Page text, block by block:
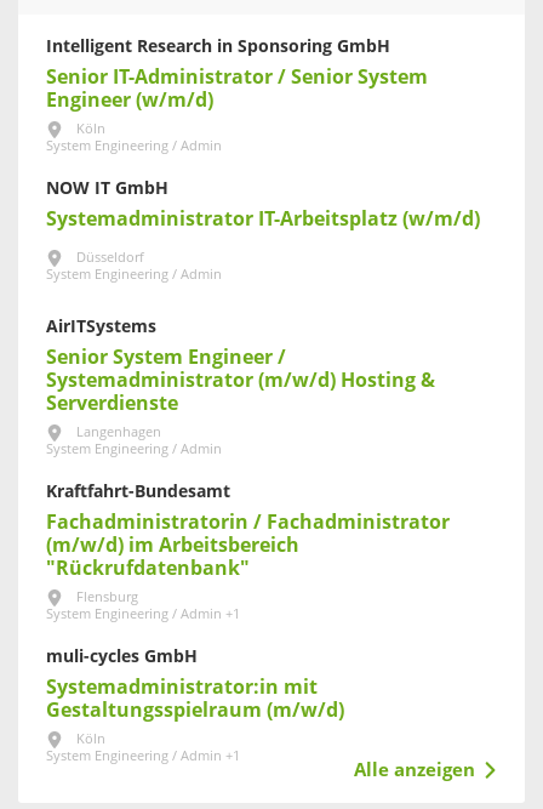
Intelligent Research in Sponsoring GmbH
Senior IT-Administrator / Senior System
Engineer (w/m/d)
Köln
System Engineering / Admin
NOW IT GmbH
Systemadministrator IT-Arbeitsplatz (w/m/d)
Düsseldorf
System Engineering / Admin
AirITSystems
Senior System Engineer /
Systemadministrator (m/w/d) Hosting &
Serverdienste
Langenhagen
System Engineering / Admin
Kraftfahrt-Bundesamt
Fachadministratorin / Fachadministrator
(m/w/d) im Arbeitsbereich
"Rückrufdatenbank"
Flensburg
System Engineering / Admin +1
muli-cycles GmbH
Systemadministrator:in mit
Gestaltungsspielraum (m/w/d)
Köln
System Engineering / Admin +1
Alle anzeigen